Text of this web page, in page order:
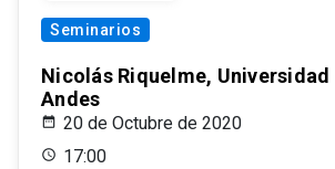
Seminarios
Nicolás Riquelme, Universidad
Andes
20 de Octubre de 2020
17:00